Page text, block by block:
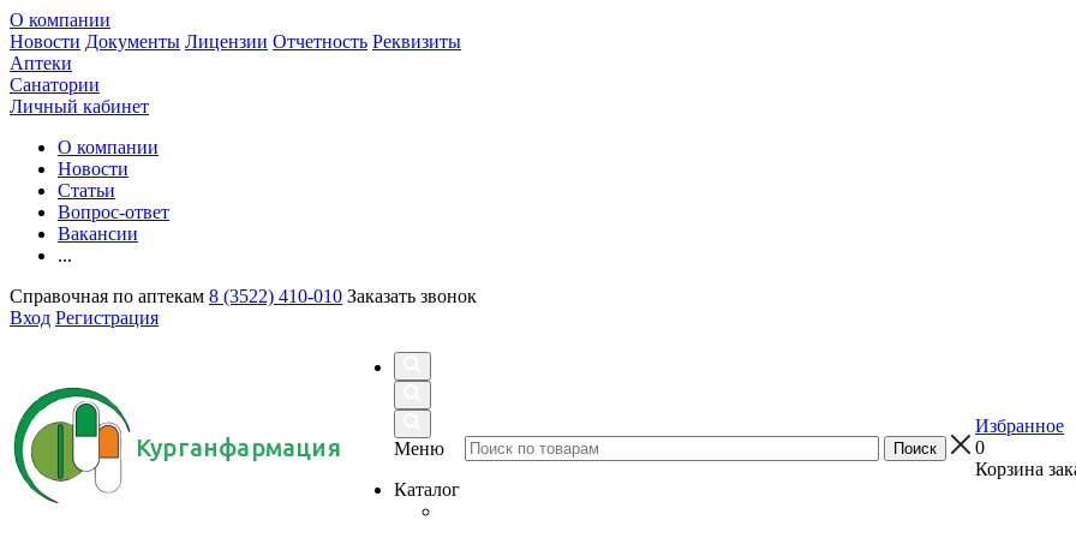
О компании
Новости Документы Лицензии Отчетность Реквизиты
Аптеки
Санатории
Личный кабинет
О компании
Новости
Статьи
Вопрос-ответ
Вакансии
...
Справочная по аптекам 8 (3522) 410-010 Заказать звонок
Вход Регистрация
Курганфармация
Меню
Каталог
Избранное
0
Корзина